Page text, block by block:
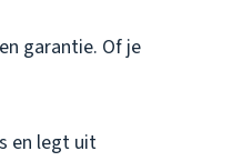
garantie. Of je
en legt uit